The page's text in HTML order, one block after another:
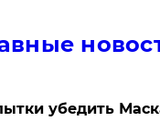
убедить